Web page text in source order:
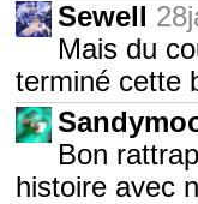
Sewell
Mais du
terminé cette
Bon
histoire avec